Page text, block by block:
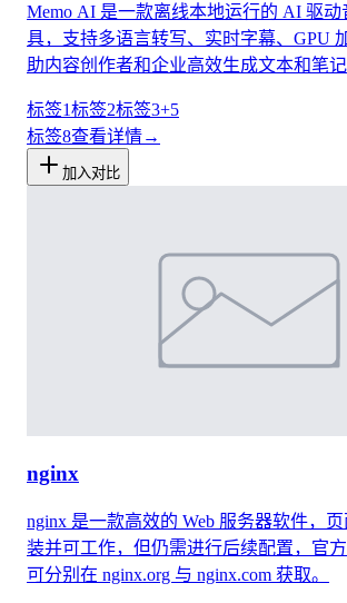
Memo AI 是一款离线本地运行的 AI 驱动
具，支持多语言转写、实时字幕、GPU
助内容创作者和企业高效生成文本和笔记
标签1标签2标签3+5
标签8查看详情→
加入对比
nginx
nginx 是一款高效的 Web 服务器软件，
装并可工作，但仍需进行后续配置，官
可分别在 nginx.org 与 nginx.com 获取。